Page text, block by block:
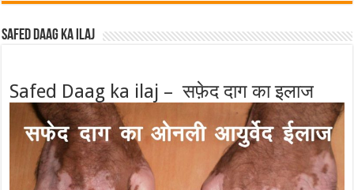
Safed Daag ka ilaj
Safed Daag ka ilaj – सफ़ेद दाग का इलाज